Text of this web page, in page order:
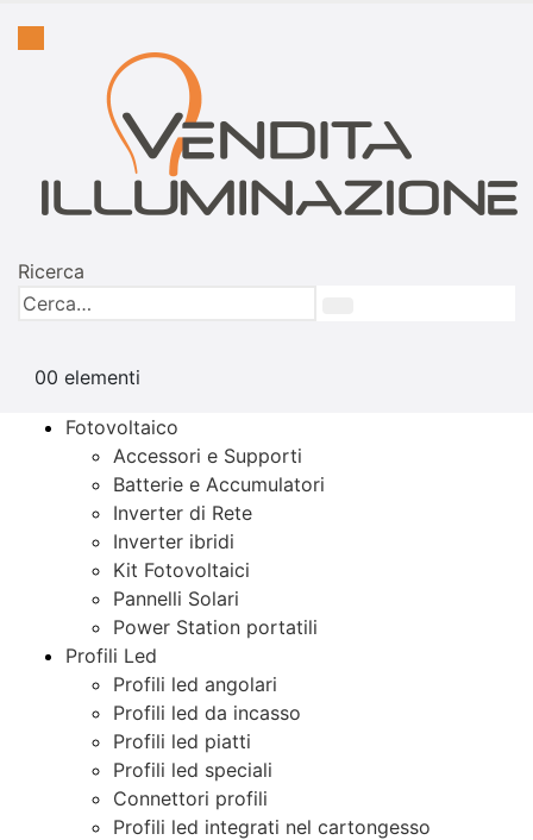
Ricerca
00 elementi
Fotovoltaico
Accessori e Supporti
Batterie e Accumulatori
Inverter di Rete
Inverter ibridi
Kit Fotovoltaici
Pannelli Solari
Power Station portatili
Profili Led
Profili led angolari
Profili led da incasso
Profili led piatti
Profili led speciali
Connettori profili
Profili led integrati nel cartongesso